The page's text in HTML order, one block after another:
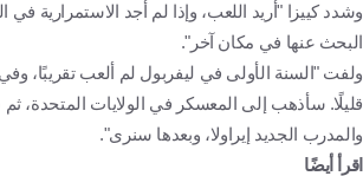
وشدد كييزا "أريد اللعب، وإذا لم أجد الاستمرارية في
البحث عنها في مكان آخر".
ولفت "السنة الأولى في ليفربول لم ألعب تقريبًا،
قليلًا. سأذهب إلى المعسكر في الولايات المتحدة،
والمدرب الجديد إيراولا، وبعدها سنرى".
اقرأ أيضًا